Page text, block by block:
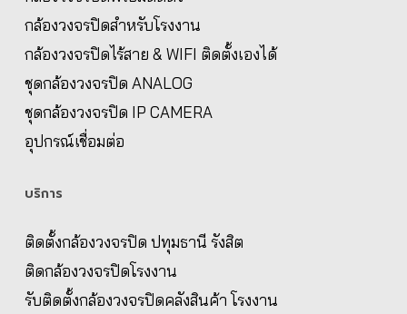
กล้องวงจรปิดสำหรับโรงงาน
กล้องวงจรปิดไร้สาย & WIFI ติดตั้งเองได้
ชุดกล้องวงจรปิด ANALOG
ชุดกล้องวงจรปิด IP CAMERA
อุปกรณ์เชื่อมต่อ
บริการ
ติดตั้งกล้องวงจรปิด ปทุมธานี รังสิต
ติดกล้องวงจรปิดโรงงาน
รับติดตั้งกล้องวงจรปิดคลังสินค้า โรงงาน